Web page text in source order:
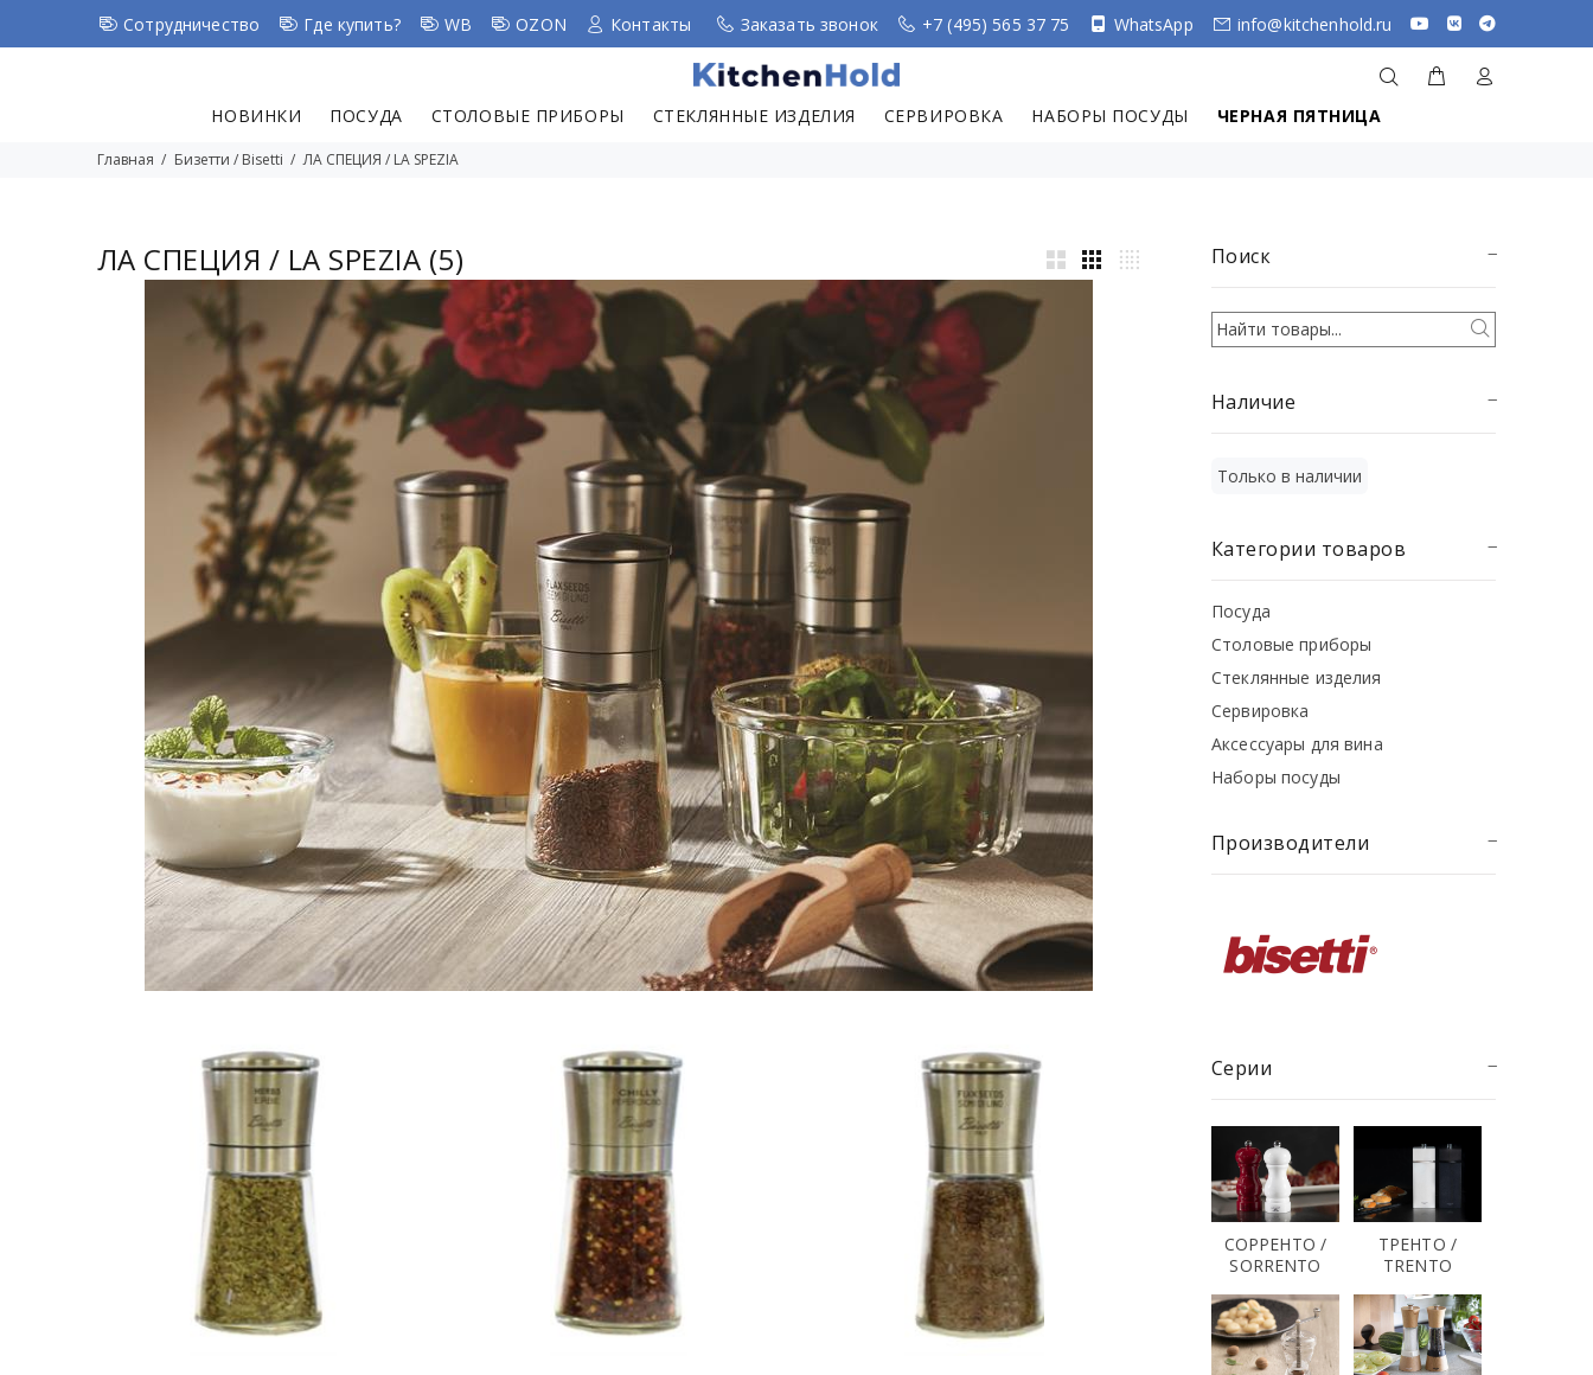
Сотрудничество Где купить? WB OZON Контакты Заказать звонок +7 (495) 565 37 75 WhatsApp info@kitchenhold.ru
НОВИНКИ ПОСУДА СТОЛОВЫЕ ПРИБОРЫ СТЕКЛЯННЫЕ ИЗДЕЛИЯ СЕРВИРОВКА НАБОРЫ ПОСУДЫ ЧЕРНАЯ ПЯТНИЦА
Главная Бизетти / Bisetti ЛА СПЕЦИЯ / LA SPEZIA
Поиск
Наличие
Только в наличии
Категории товаров
Посуда
Столовые приборы
Стеклянные изделия
Сервировка
Аксессуары для вина
Наборы посуды
Производители
Серии
СОРРЕНТО /
SORRENTO
ТРЕНТО /
TRENTO
ЛА СПЕЦИЯ / LA SPEZIA (5)